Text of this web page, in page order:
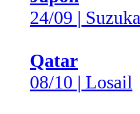
24/09 | Suzuka
Qatar
08/10 | Losail